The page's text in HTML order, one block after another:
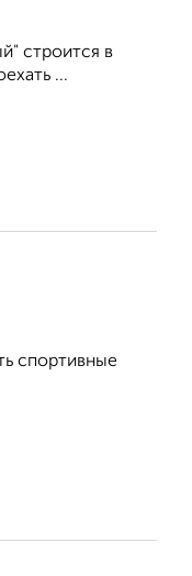
строится в
...
спортивные